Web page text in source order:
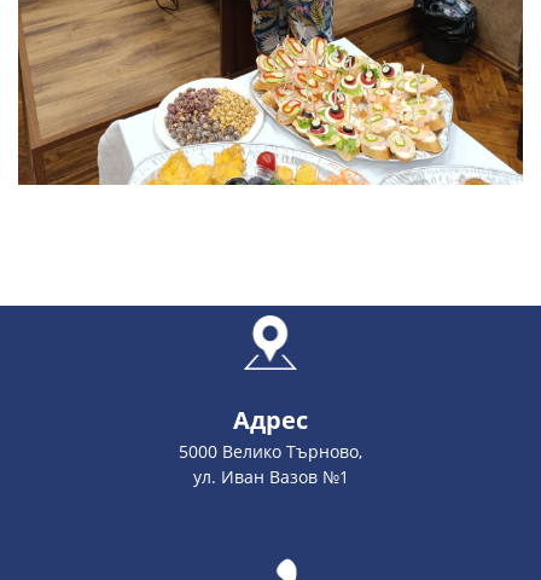
Адрес
5000 Велико Търново,
ул. Иван Вазов №1